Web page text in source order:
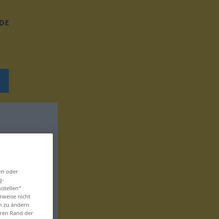
DE
oder
nicht
zu ändern
Rand der